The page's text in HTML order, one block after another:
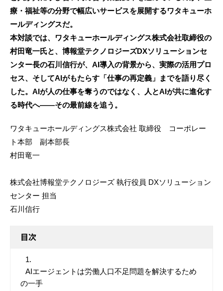
療・福祉等の分野で幅広いサービスを展開するワタキューホ
ールディングスだ。
本対談では、ワタキューホールディングス株式会社取締役の
村田竜一氏と、博報堂テクノロジーズDXソリューションセ
ンター長の石川信行が、AI導入の背景から、実際の活用プロ
セス、そしてAIがもたらす「仕事の再定義」までを語り尽く
した。AIが人の仕事を奪うのではなく、人とAIが共に進化す
る時代へ――その最前線を追う。
ワタキューホールディングス株式会社 取締役 コーポレー
ト本部 副本部長
村田竜一
株式会社博報堂テクノロジーズ 執行役員 DXソリューション
センター 担当
石川信行
目次
AIエージェントは労働人口不足問題を解決するため
の一手